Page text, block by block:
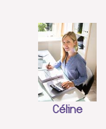
Céline